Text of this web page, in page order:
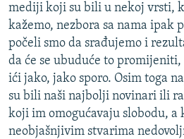
mediji koji su bili u nekoj vrsti,
kažemo, nezbora sa nama ipak
počeli smo da srađujemo i
da će se ubuduće to
ići jako, jako sporo. Osim toga
su bili naši najbolji novinari ili
koji im omogućavaju slobodu, a
neobjašnjivim stvarima